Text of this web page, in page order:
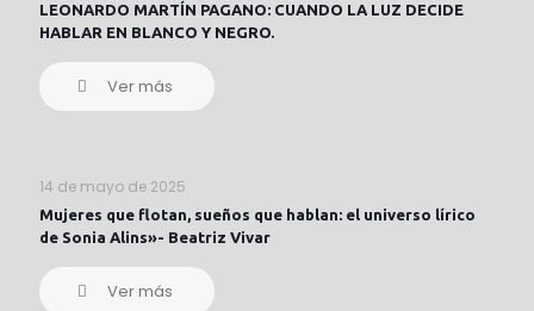
LEONARDO MARTÍN PAGANO: CUANDO LA LUZ DECIDE
HABLAR EN BLANCO Y NEGRO.
Ver más
14 de mayo de 2025
Mujeres que flotan, sueños que hablan: el universo lírico
de Sonia Alins»- Beatriz Vivar
Ver más